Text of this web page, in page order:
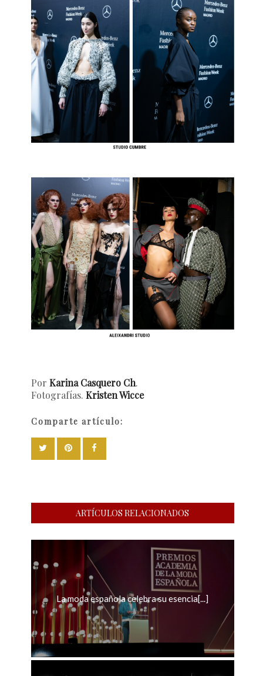
Por Karina Casquero Ch.
Fotografías. Kristen Wicce
Comparte artículo:
ARTÍCULOS RELACIONADOS
La moda española celebra su esencia[...]